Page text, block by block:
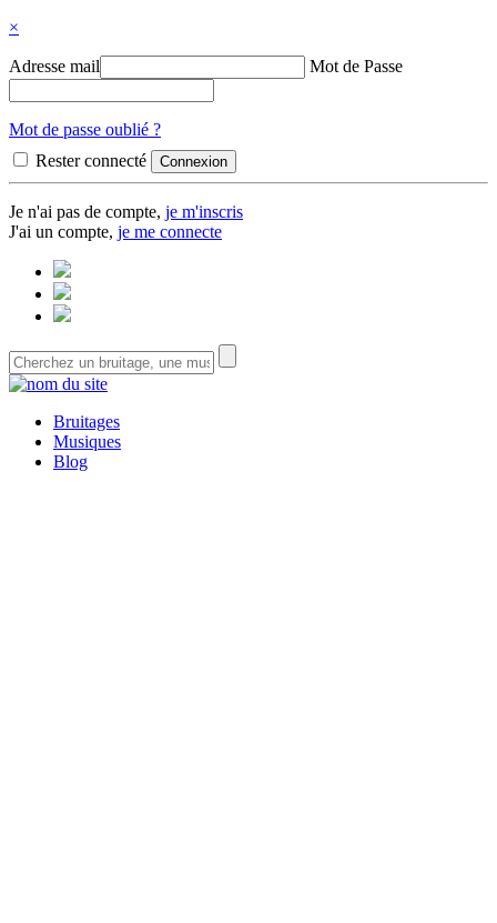
×
Adresse mail Mot de Passe
Mot de passe oublié ?
Rester connecté
Je n'ai pas de compte, je m'inscris
J'ai un compte, je me connecte
Bruitages
Musiques
Blog